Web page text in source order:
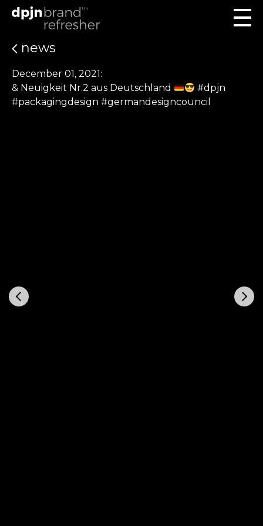
news
December 01, 2021:
& Neuigkeit Nr.2 aus Deutschland
#dpjn
#packagingdesign #germandesigncouncil